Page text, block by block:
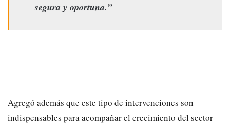
segura y oportuna.”
Agregó además que este tipo de intervenciones son
indispensables para acompañar el crecimiento del sector